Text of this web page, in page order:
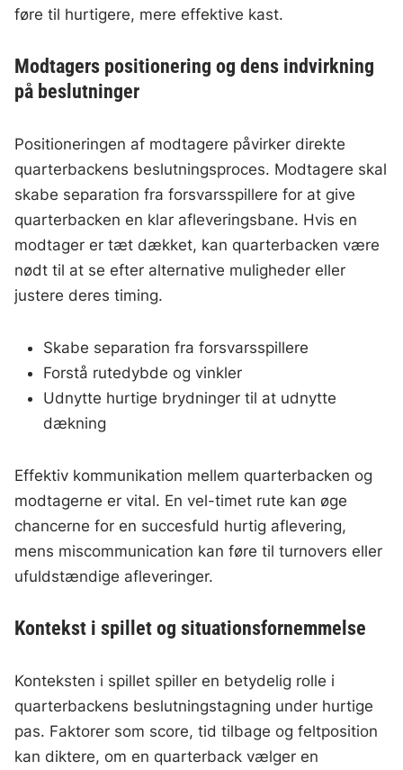
føre til hurtigere, mere effektive kast.
Modtagers positionering og dens indvirkning
på beslutninger
Positioneringen af modtagere påvirker direkte
quarterbackens beslutningsproces. Modtagere skal
skabe separation fra forsvarsspillere for at give
quarterbacken en klar afleveringsbane. Hvis en
modtager er tæt dækket, kan quarterbacken være
nødt til at se efter alternative muligheder eller
justere deres timing.
Skabe separation fra forsvarsspillere
Forstå rutedybde og vinkler
Udnytte hurtige brydninger til at udnytte
dækning
Effektiv kommunikation mellem quarterbacken og
modtagerne er vital. En vel-timet rute kan øge
chancerne for en succesfuld hurtig aflevering,
mens miscommunication kan føre til turnovers eller
ufuldstændige afleveringer.
Kontekst i spillet og situationsfornemmelse
Konteksten i spillet spiller en betydelig rolle i
quarterbackens beslutningstagning under hurtige
pas. Faktorer som score, tid tilbage og feltposition
kan diktere, om en quarterback vælger en